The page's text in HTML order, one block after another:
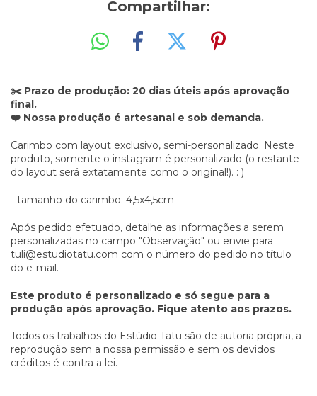
Compartilhar:
✂️ Prazo de produção: 20 dias úteis após aprovação
final.
❤️ Nossa produção é artesanal e sob demanda.
Carimbo com layout exclusivo, semi-personalizado. Neste
produto, somente o instagram é personalizado (o restante
do layout será extatamente como o original!). : )
- tamanho do carimbo: 4,5x4,5cm
Após pedido efetuado, detalhe as informações a serem
personalizadas no campo "Observação" ou envie para
tuli@estudiotatu.com com o número do pedido no título
do e-mail.
Este produto é personalizado e só segue para a
produção após aprovação. Fique atento aos prazos.
Todos os trabalhos do Estúdio Tatu são de autoria própria, a
reprodução sem a nossa permissão e sem os devidos
créditos é contra a lei.